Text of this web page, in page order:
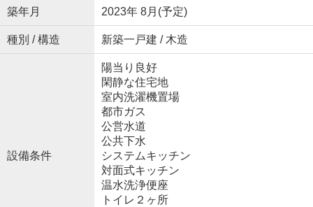
築年月 2023年 8月(予定)
種別 / 構造 新築一戸建 / 木造
設備条件
陽当り良好
閑静な住宅地
室内洗濯機置場
都市ガス
公営水道
公共下水
システムキッチン
対面式キッチン
温水洗浄便座
トイレ２ヶ所